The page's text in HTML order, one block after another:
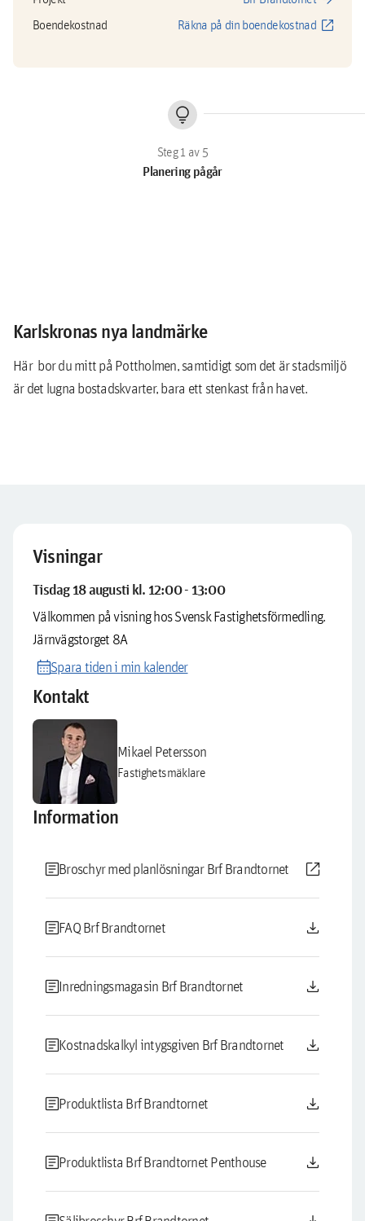
Boendekostnad Räkna på din boendekostnad open_in_new
lightbulb
Planering pågår
Karlskronas nya landmärke
Här bor du mitt på Pottholmen, samtidigt som det är stadsmiljö
är det lugna bostadskvarter, bara ett stenkast från havet.
Visningar
Tisdag 18 augusti kl. 12:00 - 13:00
Välkommen på visning hos Svensk Fastighetsförmedling.
Järnvägstorget 8A
calendar_monthSpara tiden i min kalender
Kontakt
Mikael Petersson
Fastighetsmäklare
Information
articleBroschyr med planlösningar Brf Brandtornet open_in_new
articleFAQ Brf Brandtornet download
articleInredningsmagasin Brf Brandtornet download
articleKostnadskalkyl intygsgiven Brf Brandtornet download
articleProduktlista Brf Brandtornet download
articleProduktlista Brf Brandtornet Penthouse download